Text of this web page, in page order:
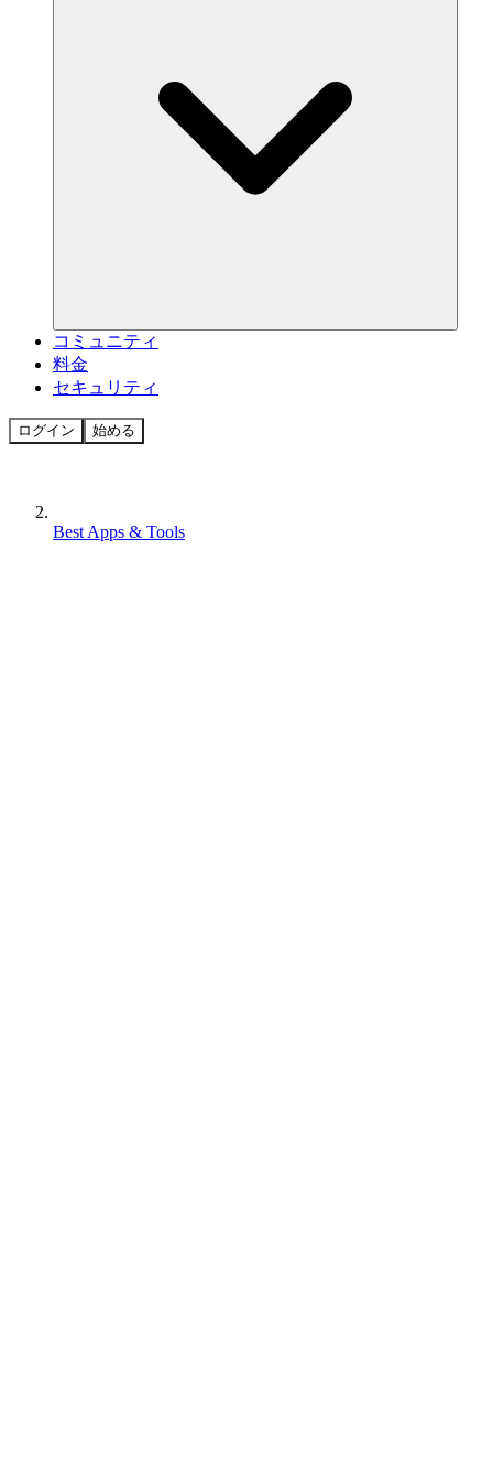
コミュニティ
料金
セキュリティ
ログイン 始める
Best Apps & Tools